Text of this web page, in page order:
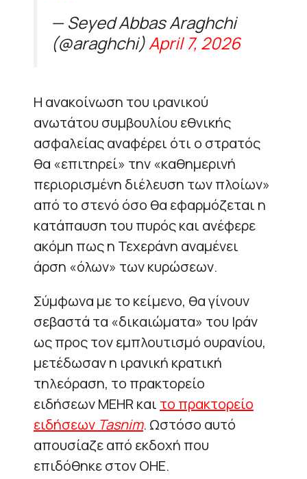
— Seyed Abbas Araghchi
(@araghchi)April 7, 2026
Η ανακοίνωση του ιρανικού
ανωτάτου συμβουλίου εθνικής
ασφαλείας αναφέρει ότι ο στρατός
θα «επιτηρεί» την «καθημερινή
περιορισμένη διέλευση των πλοίων»
από το στενό όσο θα εφαρμόζεται η
κατάπαυση του πυρός και ανέφερε
ακόμη πως η Τεχεράνη αναμένει
άρση «όλων» των κυρώσεων.
Σύμφωνα με το κείμενο, θα γίνουν
σεβαστά τα «δικαιώματα» του Ιράν
ως προς τον εμπλουτισμό ουρανίου,
μετέδωσαν η ιρανική κρατική
τηλεόραση, το πρακτορείο
ειδήσεων MEHR και το πρακτορείο
ειδήσεων Tasnim. Ωστόσο αυτό
απουσίαζε από εκδοχή που
επιδόθηκε στον ΟΗΕ.